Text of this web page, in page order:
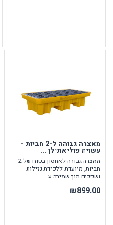
מאצרה גבוהה ל-2 חביות -
עשויה פוליאתילן ...
מאצרה גבוהה לאחסון בטוח של 2
חביות, מיועדת ללכידת נזילות
ושפכים תוך שמירה ע...
₪899.00